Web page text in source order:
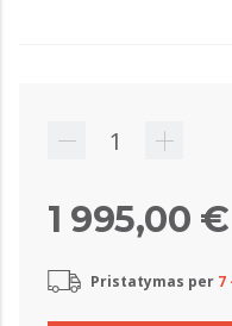
1 995,00 €
Pristatymas per 7